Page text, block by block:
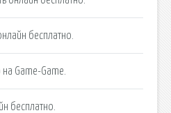
бесплатно.
Game-Game.
бесплатно.